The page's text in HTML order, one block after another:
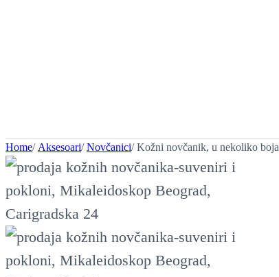
Home/ Aksesoari/Novčanici/ Kožni novčanik, u nekoliko boja